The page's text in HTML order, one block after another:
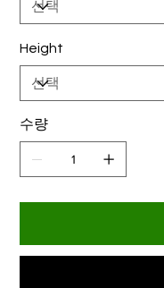
Height
수량